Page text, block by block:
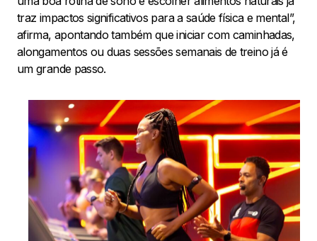
traz impactos significativos para a saúde física e mental”,
afirma, apontando também que iniciar com caminhadas,
alongamentos ou duas sessões semanais de treino já é
um grande passo.